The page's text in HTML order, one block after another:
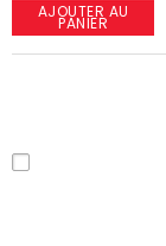
AJOUTER AU
PANIER